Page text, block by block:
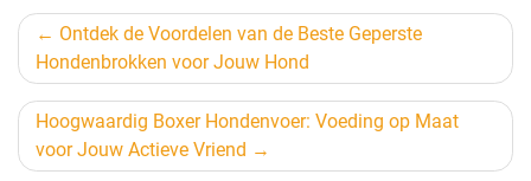
Berichtnavigatie
Ontdek de Voordelen van de Beste Geperste
Hondenbrokken voor Jouw Hond
Hoogwaardig Boxer Hondenvoer: Voeding op Maat
voor Jouw Actieve Vriend